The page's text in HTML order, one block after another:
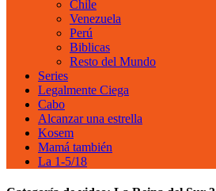
Chile
Venezuela
Perú
Biblicas
Resto del Mundo
Series
Legalmente Ciega
Cabo
Alcanzar una estrella
Kosem
Mamá también
La 1-5/18